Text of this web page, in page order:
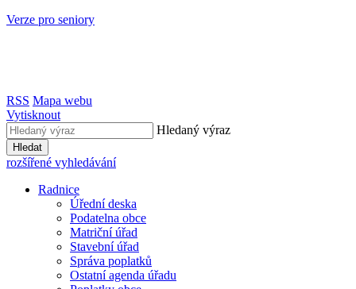
Verze pro seniory
RSS Mapa webu
Vytisknout
Hledaný výraz
Hledat
rozšířené vyhledávání
Radnice
Úřední deska
Podatelna obce
Matriční úřad
Stavební úřad
Správa poplatků
Ostatní agenda úřadu